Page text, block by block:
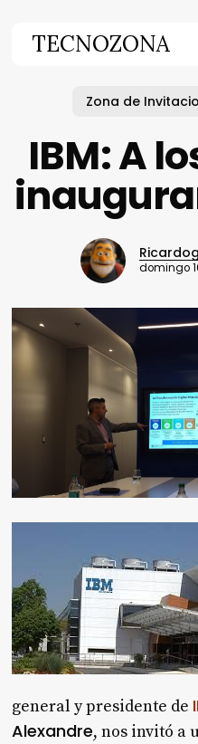
TECNOZONA
Zona de
IBM: A
Ricardog
domingo
general y presidente de
Alexandre, nos invitó a